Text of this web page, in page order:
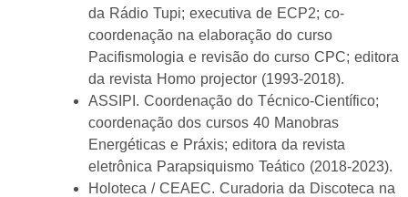
da Rádio Tupi; executiva de ECP2; co-
coordenação na elaboração do curso
Pacifismologia e revisão do curso CPC; editora
da revista Homo projector (1993-2018).
ASSIPI. Coordenação do Técnico-Científico;
coordenação dos cursos 40 Manobras
Energéticas e Práxis; editora da revista
eletrônica Parapsiquismo Teático (2018-2023).
Holoteca / CEAEC. Curadoria da Discoteca na